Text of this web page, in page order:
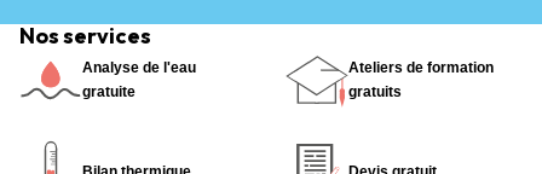
Nos services
Analyse de l'eau
gratuite
Ateliers de formation
gratuits